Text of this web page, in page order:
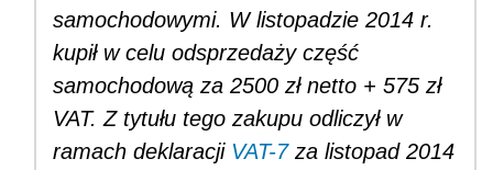
samochodowymi. W listopadzie 2014 r.
kupił w celu odsprzedaży część
samochodową za 2500 zł netto + 575 zł
VAT. Z tytułu tego zakupu odliczył w
ramach deklaracji VAT-7za listo­pad 2014